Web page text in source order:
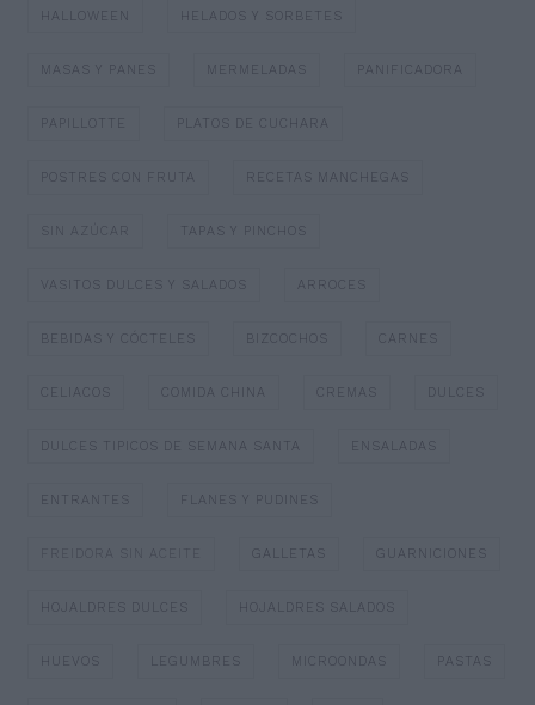
HALLOWEEN HELADOS Y SORBETES
MASAS Y PANES MERMELADAS PANIFICADORA
PAPILLOTTE PLATOS DE CUCHARA
POSTRES CON FRUTA RECETAS MANCHEGAS
SIN AZÚCAR TAPAS Y PINCHOS
VASITOS DULCES Y SALADOS ARROCES
BEBIDAS Y CÓCTELES BIZCOCHOS CARNES
CELIACOS COMIDA CHINA CREMAS
DULCES TIPICOS DE SEMANA SANTA ENSALADAS
ENTRANTES FLANES Y PUDINES
FREIDORA SIN ACEITE GALLETAS GUARNICIONES
HOJALDRES DULCES HOJALDRES SALADOS
HUEVOS LEGUMBRES MICROONDAS PASTAS